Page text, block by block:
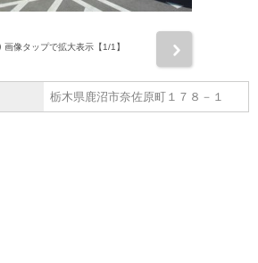
画像タップで拡大表示【1/1】
栃木県鹿沼市奈佐原町１７８－１